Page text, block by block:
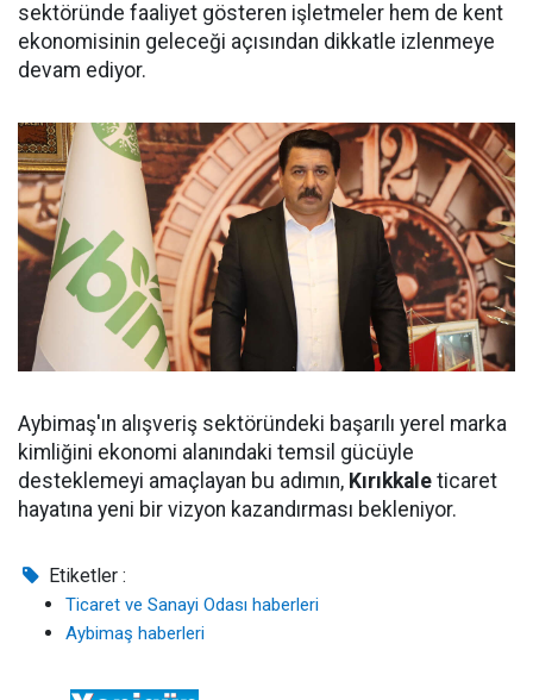
sektöründe faaliyet gösteren işletmeler hem de kent
ekonomisinin geleceği açısından dikkatle izlenmeye
devam ediyor.
Aybimaş'ın alışveriş sektöründeki başarılı yerel marka
kimliğini ekonomi alanındaki temsil gücüyle
desteklemeyi amaçlayan bu adımın, Kırıkkale ticaret
hayatına yeni bir vizyon kazandırması bekleniyor.
Etiketler :
Ticaret ve Sanayi Odası haberleri
Aybimaş haberleri